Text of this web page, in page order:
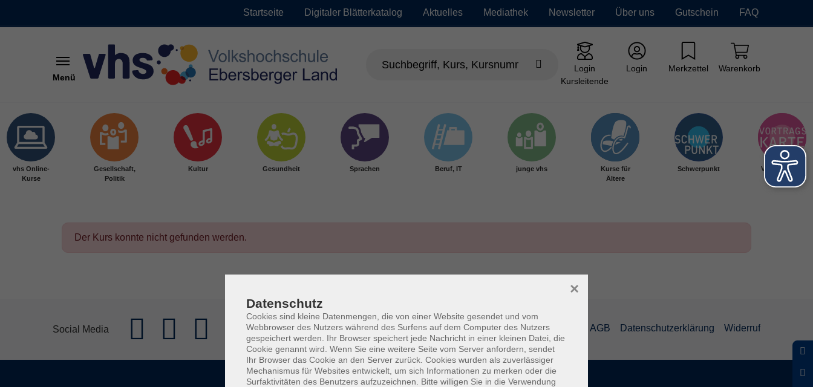
Startseite Digitaler Blätterkatalog Aktuelles Mediathek Newsletter Über uns Gutschein FAQ
Menü
Login
Kursleitende
Login Merkzettel Warenkorb
vhs Online-
Kurse
Gesellschaft,
Politik
Kultur Gesundheit Sprachen Beruf, IT junge vhs
Kurse für
Ältere
Schwerpunkt Vortragskarte
Der Kurs konnte nicht gefunden werden.
Social Media Barrierefreiheit Lage & Routenplan Impressum AGB Datenschutzerklärung Widerruf
Datenschutz
Cookies sind kleine Datenmengen, die von einer Website gesendet und vom
Webbrowser des Nutzers während des Surfens auf dem Computer des Nutzers
gespeichert werden. Ihr Browser speichert jede Nachricht in einer kleinen Datei, die
Cookie genannt wird. Wenn Sie eine weitere Seite vom Server anfordern, sendet
Ihr Browser das Cookie an den Server zurück. Cookies wurden als zuverlässiger
Mechanismus für Websites entwickelt, um sich Informationen zu merken oder die
Surfaktivitäten des Benutzers aufzuzeichnen. Bitte willigen Sie in die Verwendung
×